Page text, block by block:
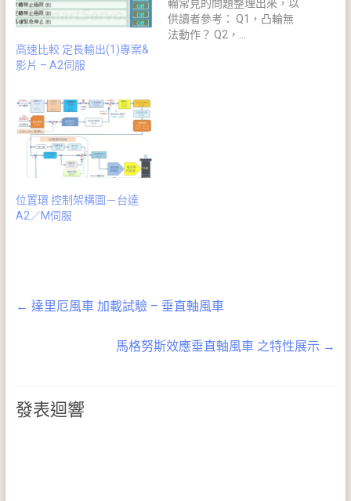
高速比較 定長輸出(1)專案&
影片 – A2伺服
輪常見的問題整理出來，以
供讀者參考： Q1，凸輪無
法動作？ Q2，…
位置環 控制架構圖－台達
A2／M伺服
← 達里厄風車 加載試驗 – 垂直軸風車
馬格努斯效應垂直軸風車 之特性展示 →
發表迴響